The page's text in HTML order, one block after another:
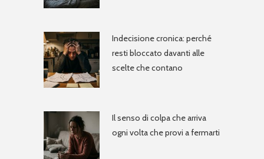
Indecisione cronica: perché
resti bloccato davanti alle
scelte che contano
Il senso di colpa che arriva
ogni volta che provi a fermarti